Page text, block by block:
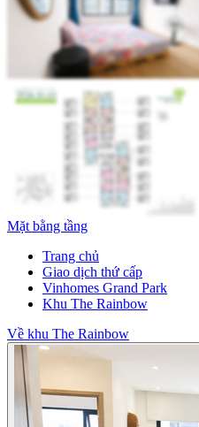
Mặt bằng tầng
Trang chủ
Giao dịch thứ cấp
Vinhomes Grand Park
Khu The Rainbow
Về khu The Rainbow